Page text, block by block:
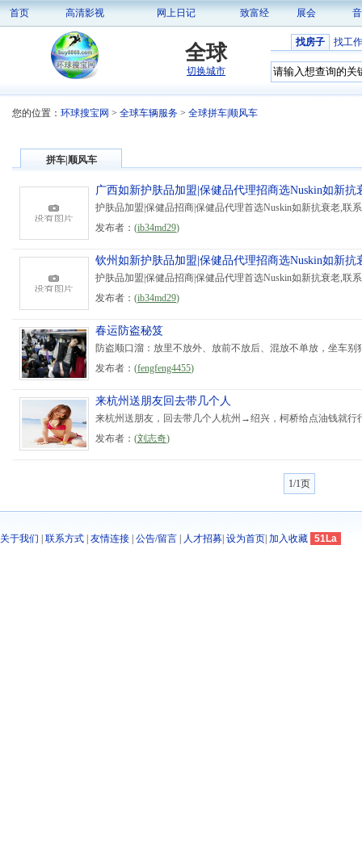
首页 高清影视 网上日记 致富经 展会
全球
切换城市
找房子 找工作
您的位置： 环球搜宝网 > 全球车辆服务 > 全球拼车|顺风车
拼车|顺风车
广西如新护肤品加盟|保健品代理招商选Nuskin如新抗
护肤品加盟|保健品招商|保健品代理首选Nuskin如新抗衰老,联
发布者： (ib34md29)
钦州如新护肤品加盟|保健品代理招商选Nuskin如新抗
护肤品加盟|保健品招商|保健品代理首选Nuskin如新抗衰老,联
发布者： (ib34md29)
春运防盗秘笈
防盗顺口溜：放里不放外、放前不放后、混放不单放，坐车
发布者： (fengfeng4455)
来杭州送朋友回去带几个人
来杭州送朋友，回去带几个人杭州→绍兴，柯桥给点油钱就行
发布者： (刘志奇)
1/1页
关于我们 联系方式 友情连接 公告/留言 人才招募 设为首页 加入收藏 51La